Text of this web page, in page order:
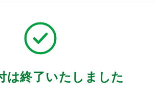
は終了いたしました